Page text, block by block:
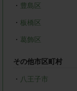
・ 豊島区
・ 板橋区
・ 葛飾区
その他市区町村
・ 八王子市